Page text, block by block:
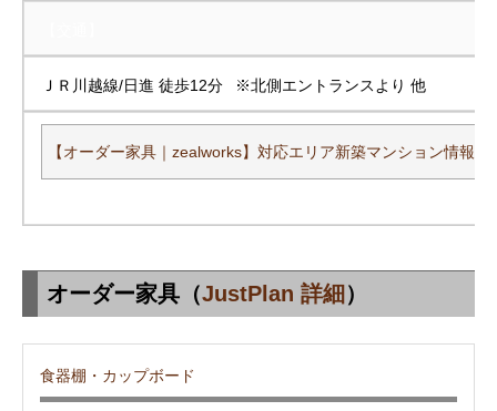
ＪＲ川越線/日進 徒歩12分 ※北側エントランスより 他
【オーダー家具｜zealworks】対応エリア新築マンション情報一
オーダー家具（JustPlan 詳細 ）
食器棚・カップボード